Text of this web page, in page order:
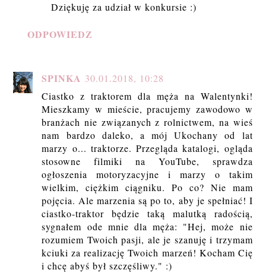
Dziękuję za udział w konkursie :)
ODPOWIEDZ
SPINKA 30.01.2018, 10:28
Ciastko z traktorem dla męża na Walentynki!
Mieszkamy w mieście, pracujemy zawodowo w
branżach nie związanych z rolnictwem, na wieś
nam bardzo daleko, a mój Ukochany od lat
marzy o... traktorze. Przegląda katalogi, ogląda
stosowne filmiki na YouTube, sprawdza
ogłoszenia motoryzacyjne i marzy o takim
wielkim, ciężkim ciągniku. Po co? Nie mam
pojęcia. Ale marzenia są po to, aby je spełniać! I
ciastko-traktor będzie taką malutką radością,
sygnałem ode mnie dla męża: "Hej, może nie
rozumiem Twoich pasji, ale je szanuję i trzymam
kciuki za realizację Twoich marzeń! Kocham Cię
i chcę abyś był szczęśliwy." :)